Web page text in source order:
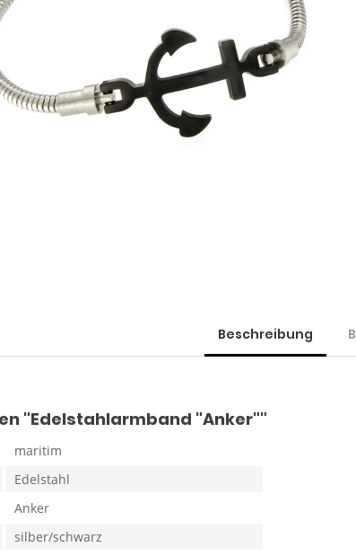
Beschreibung
"Edelstahlarmband "Anker""
maritim
Edelstahl
Anker
silber/schwarz